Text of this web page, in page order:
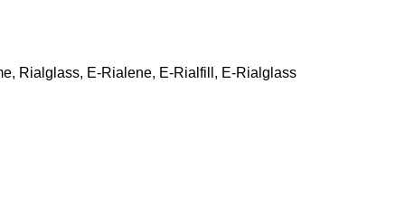
Rialglass, E-Rialene, E-Rialfill, E-Rialglass